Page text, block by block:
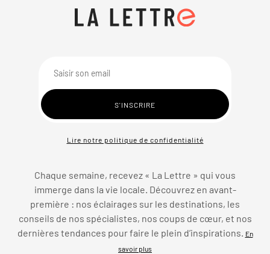
Lire notre politique de confidentialité
Chaque semaine, recevez « La Lettre » qui vous
immerge dans la vie locale. Découvrez en avant-
première : nos éclairages sur les destinations, les
conseils de nos spécialistes, nos coups de cœur, et nos
dernières tendances pour faire le plein d’inspirations.
En
savoir plus